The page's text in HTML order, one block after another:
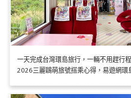
一天完成台灣環島旅行，一輛不用趕行
2026三麗鷗萌旅號搭乘心得，易遊網環